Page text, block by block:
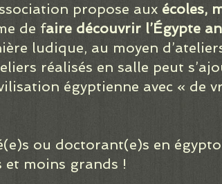
propose aux écoles,
de faire découvrir l’Égypte
ludique, au moyen
réalisés en salle peut
égyptienne avec « de
ou doctorant(e)s en
et moins grands !